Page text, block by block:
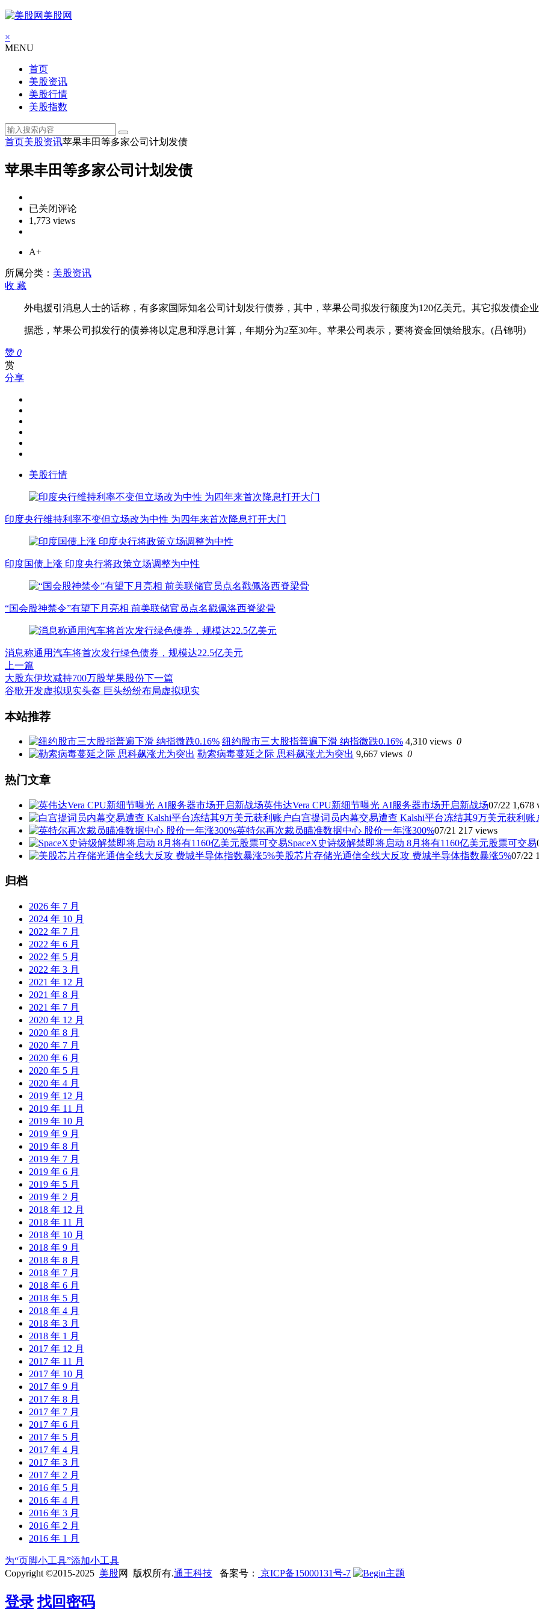
美股网
×
MENU
首页
美股资讯
美股行情
美股指数
首页美股资讯苹果丰田等多家公司计划发债
苹果丰田等多家公司计划发债
苹
果
等
多
司
划
已关闭评论
1,773 views
A+
所属分类： 美股资讯
收 藏
外电援引消息人士的话称，有多家国际知名公司计划发行债券，其中，苹果公司拟发行额度为120亿美元。其它拟发债企业
据悉，苹果公司拟发行的债券将以定息和浮息计算，年期分为2至30年。苹果公司表示，要将资金回馈给股东。(吕锦明)
赞 0
赏
分享
美股行情
印度央行维持利率不变但立场改为中性 为四年来首次降息打开大门
印度国债上涨 印度央行将政策立场调整为中性
“国会股神禁令”有望下月亮相 前美联储官员点名戳佩洛西脊梁骨
消息称通用汽车将首次发行绿色债券，规模达22.5亿美元
上一篇
大股东伊坎减持700万股苹果股份下一篇
谷歌开发虚拟现实头盔 巨头纷纷布局虚拟现实
文
章
本站推荐
纽约股市三大股指普遍下滑 纳指微跌0.16% 4,310 views 0
勒索病毒蔓延之际 思科飙涨尤为突出 9,667 views 0
热门文章
英伟达Vera CPU新细节曝光 AI服务器市场开启新战场07/22 1,678
白宫提词员内幕交易遭查 Kalshi平台冻结其9万美元获利账
英特尔再次裁员瞄准数据中心 股价一年涨300%07/21 217 views
SpaceX史诗级解禁即将启动 8月将有1160亿美元股票可交易
美股芯片存储光通信全线大反攻 费城半导体指数暴涨5%07/22
归档
2026 年 7 月
2024 年 10 月
2022 年 7 月
2022 年 6 月
2022 年 5 月
2022 年 3 月
2021 年 12 月
2021 年 8 月
2021 年 7 月
2020 年 12 月
2020 年 8 月
2020 年 7 月
2020 年 6 月
2020 年 5 月
2020 年 4 月
2019 年 12 月
2019 年 11 月
2019 年 10 月
2019 年 9 月
2019 年 8 月
2019 年 7 月
2019 年 6 月
2019 年 5 月
2019 年 2 月
2018 年 12 月
2018 年 11 月
2018 年 10 月
2018 年 9 月
2018 年 8 月
2018 年 7 月
2018 年 6 月
2018 年 5 月
2018 年 4 月
2018 年 3 月
2018 年 1 月
2017 年 12 月
2017 年 11 月
2017 年 10 月
2017 年 9 月
2017 年 8 月
2017 年 7 月
2017 年 6 月
2017 年 5 月
2017 年 4 月
2017 年 3 月
2017 年 2 月
2016 年 5 月
2016 年 4 月
2016 年 3 月
2016 年 2 月
2016 年 1 月
为“页脚小工具”添加小工具
Copyright ©2015-2025 美股网 版权所有.通王科技 备案号： 京ICP备15000131号-7
登录 找回密码